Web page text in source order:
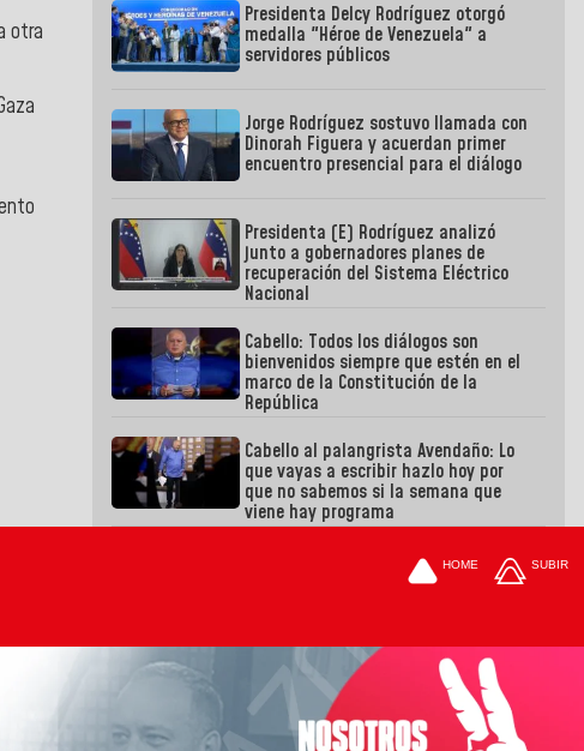
otra
Presidenta Delcy Rodríguez otorgó
medalla "Héroe de Venezuela" a
servidores públicos
Jorge Rodríguez sostuvo llamada con
Dinorah Figuera y acuerdan primer
encuentro presencial para el diálogo
Presidenta (E) Rodríguez analizó
junto a gobernadores planes de
recuperación del Sistema Eléctrico
Nacional
Cabello: Todos los diálogos son
bienvenidos siempre que estén en el
marco de la Constitución de la
República
Cabello al palangrista Avendaño: Lo
que vayas a escribir hazlo hoy por
que no sabemos si la semana que
viene hay programa
HOME SUBIR